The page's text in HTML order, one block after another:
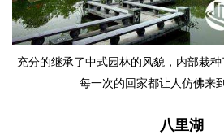
充分的继承了中式园林的风貌，内部栽
每一次的回家都让人仿佛来
八里湖